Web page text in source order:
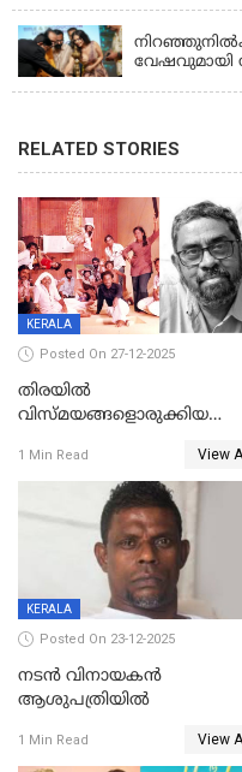
വേഷവുമായി
RELATED STORIES
KERALA
Posted On 27-12-2025
തിരയിൽ
വിസ്മയങ്ങളൊരുക്കിയ
ശേഖര്‍ അന്തരിച്ചു
1 Min Read View
KERALA
Posted On 23-12-2025
നടൻ വിനായകൻ
ആശുപത്രിയിൽ
1 Min Read View